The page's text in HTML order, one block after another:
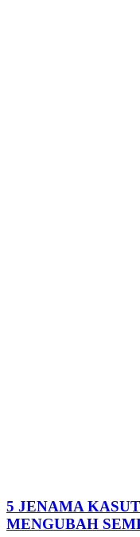
5 JENAMA
MENGUBAH